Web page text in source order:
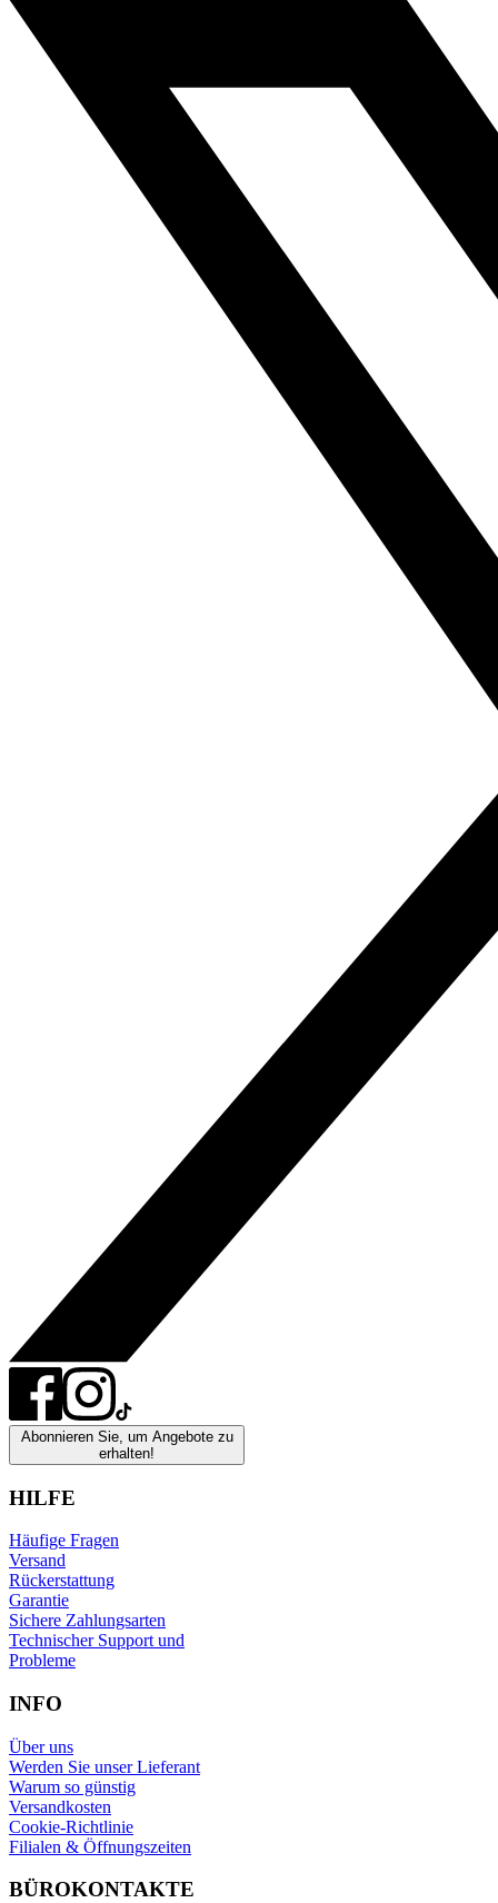
Abonnieren Sie, um Angebote zu
erhalten!
HILFE
Häufige Fragen
Versand
Rückerstattung
Garantie
Sichere Zahlungsarten
Technischer Support und
Probleme
INFO
Über uns
Werden Sie unser Lieferant
Warum so günstig
Versandkosten
Cookie-Richtlinie
Filialen & Öffnungszeiten
BÜROKONTAKTE